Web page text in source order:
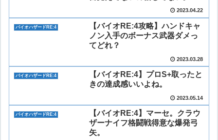
2023.04.22
バイオハザードRE:4
【バイオRE:4攻略】ハンドキャ
ノン入手のボーナス武器ダメっ
てどれ？
2023.03.28
バイオハザードRE:4
【バイオRE:4】プロS+取ったと
きの達成感いいよね。
2023.05.14
バイオハザードRE:4
【バイオRE:4】マーセ。クラウ
ザーナイフ格闘戦得意な爆発弓
矢。